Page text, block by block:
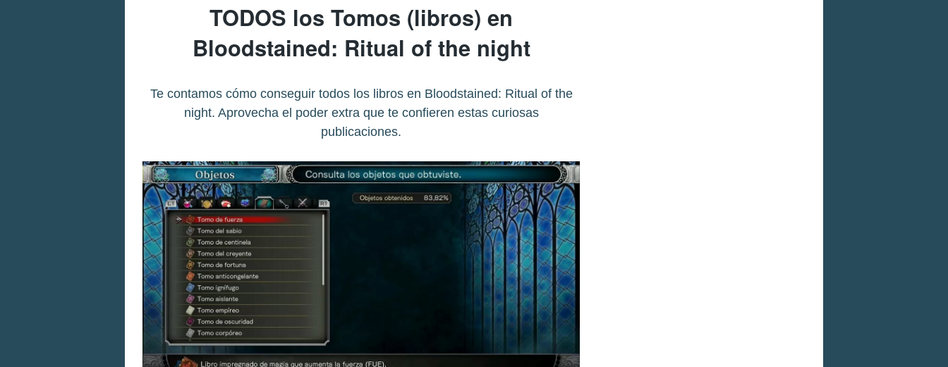
TODOS los Tomos (libros) en
Bloodstained: Ritual of the night
Te contamos cómo conseguir todos los libros en Bloodstained: Ritual of the
night. Aprovecha el poder extra que te confieren estas curiosas
publicaciones.